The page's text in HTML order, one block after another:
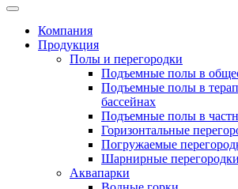
Компания
Продукция
Полы и перегородки
Подъемные полы в
Подъемные полы в
бассейнах
Подъемные полы в
Горизонтальные
Погружаемые
Шарнирные перегородки
Аквапарки